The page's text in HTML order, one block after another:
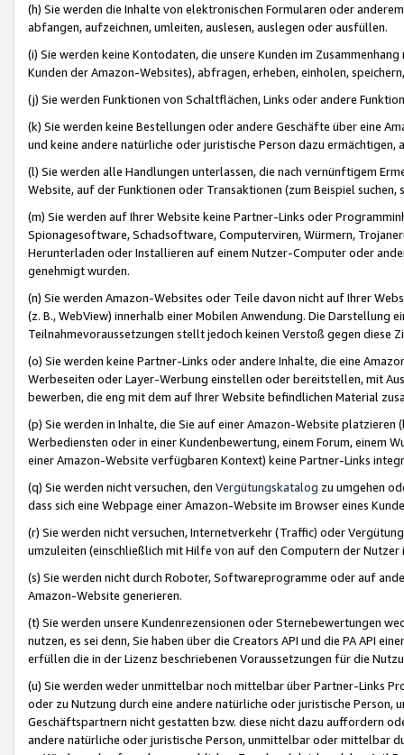
(h) Sie werden die Inhalte von elektronischen Formularen oder
abfangen, aufzeichnen, umleiten, auslesen, auslegen oder ausfüllen.
(i) Sie werden keine Kontodaten, die unsere Kunden im
Kunden der Amazon-Websites), abfragen, erheben, einholen,
(j) Sie werden Funktionen von Schaltflächen, Links oder andere
(k) Sie werden keine Bestellungen oder andere Geschäfte über eine
und keine andere natürliche oder juristische Person dazu
(l) Sie werden alle Handlungen unterlassen, die nach vernünftigem
Website, auf der Funktionen oder Transaktionen (zum Beispiel
(m) Sie werden auf Ihrer Website keine Partner-Links oder
Spionagesoftware, Schadsoftware, Computerviren, Würmern,
Herunterladen oder Installieren auf einem Nutzer-Computer oder
genehmigt wurden.
(n) Sie werden Amazon-Websites oder Teile davon nicht auf Ihrer
(z. B., WebView) innerhalb einer Mobilen Anwendung. Die Darstellung
Teilnahmevoraussetzungen stellt jedoch keinen Verstoß gegen diese
(o) Sie werden keine Partner-Links oder andere Inhalte, die eine
Werbeseiten oder Layer-Werbung einstellen oder bereitstellen, mit
bewerben, die eng mit dem auf Ihrer Website befindlichen Material
(p) Sie werden in Inhalte, die Sie auf einer Amazon-Website
Werbediensten oder in einer Kundenbewertung, einem Forum, einem
einer Amazon-Website verfügbaren Kontext) keine Partner-Links
(q) Sie werden nicht versuchen, den Vergütungskatalog zu umgehen
dass sich eine Webpage einer Amazon-Website im Browser eines
(r) Sie werden nicht versuchen, Internetverkehr (Traffic) oder
umzuleiten (einschließlich mit Hilfe von auf den Computern der
(s) Sie werden nicht durch Roboter, Softwareprogramme oder auf
Amazon-Website generieren.
(t) Sie werden unsere Kundenrezensionen oder Sternebewertungen
nutzen, es sei denn, Sie haben über die Creators API und die PA API
erfüllen die in der Lizenz beschriebenen Voraussetzungen für die
(u) Sie werden weder unmittelbar noch mittelbar über Partner-Links
oder zu Nutzung durch eine andere natürliche oder juristische
Geschäftspartnern nicht gestatten bzw. diese nicht dazu auffordern
andere natürliche oder juristische Person, unmittelbar oder mittelbar